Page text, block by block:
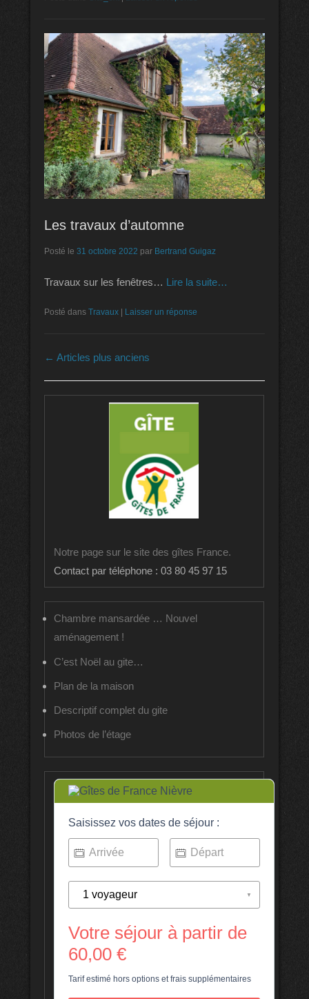
Les travaux d’automne
Posté le 31 octobre 2022 par Bertrand Guigaz
Travaux sur les fenêtres… Lire la suite…
Posté dans Travaux Laisser un réponse
Navigation dans les articles
← Articles plus anciens
Notre page sur le site des gîtes France.
Contact par téléphone : 03 80 45 97 15
Chambre mansardée … Nouvel
aménagement !
C’est Noël au gite…
Plan de la maison
Descriptif complet du gite
Photos de l’étage